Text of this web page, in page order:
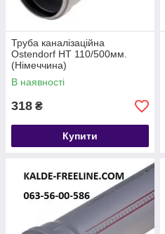
Труба каналізаційна
Ostendorf HT 110/500мм.
(Німеччина)
В наявності
318 ₴
Купити